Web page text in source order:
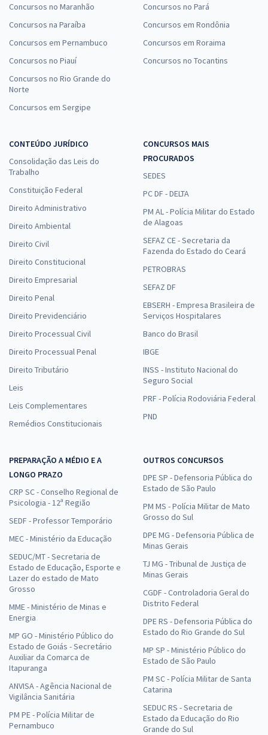
Concursos no Maranhão
Concursos na Paraíba
Concursos em Pernambuco
Concursos no Piauí
Concursos no Rio Grande do
Norte
Concursos em Sergipe
Concursos no Pará
Concursos em Rondônia
Concursos em Roraima
Concursos no Tocantins
CONTEÚDO JURÍDICO
Consolidação das Leis do
Trabalho
Constituição Federal
Direito Administrativo
Direito Ambiental
Direito Civil
Direito Constitucional
Direito Empresarial
Direito Penal
Direito Previdenciário
Direito Processual Civil
Direito Processual Penal
Direito Tributário
Leis
Leis Complementares
Remédios Constitucionais
CONCURSOS MAIS
PROCURADOS
SEDES
PC DF - DELTA
PM AL - Polícia Militar do Estado
de Alagoas
SEFAZ CE - Secretaria da
Fazenda do Estado do Ceará
PETROBRAS
SEFAZ DF
EBSERH - Empresa Brasileira de
Serviços Hospitalares
Banco do Brasil
IBGE
INSS - Instituto Nacional do
Seguro Social
PRF - Polícia Rodoviária Federal
PND
PREPARAÇÃO A MÉDIO E A
LONGO PRAZO
CRP SC - Conselho Regional de
Psicologia - 12ª Região
SEDF - Professor Temporário
MEC - Ministério da Educação
SEDUC/MT - Secretaria de
Estado de Educação, Esporte e
Lazer do estado de Mato
Grosso
MME - Ministério de Minas e
Energia
MP GO - Ministério Público do
Estado de Goiás - Secretário
Auxiliar da Comarca de
Itapuranga
ANVISA - Agência Nacional de
Vigilância Sanitária
PM PE - Polícia Militar de
Pernambuco
OUTROS CONCURSOS
DPE SP - Defensoria Pública do
Estado de São Paulo
PM MS - Polícia Militar de Mato
Grosso do Sul
DPE MG - Defensoria Pública de
Minas Gerais
TJ MG - Tribunal de Justiça de
Minas Gerais
CGDF - Controladoria Geral do
Distrito Federal
DPE RS - Defensoria Pública do
Estado do Rio Grande do Sul
MP SP - Ministério Público do
Estado de São Paulo
PM SC - Polícia Militar de Santa
Catarina
SEDUC RS - Secretaria de
Estado da Educação do Rio
Grande do Sul